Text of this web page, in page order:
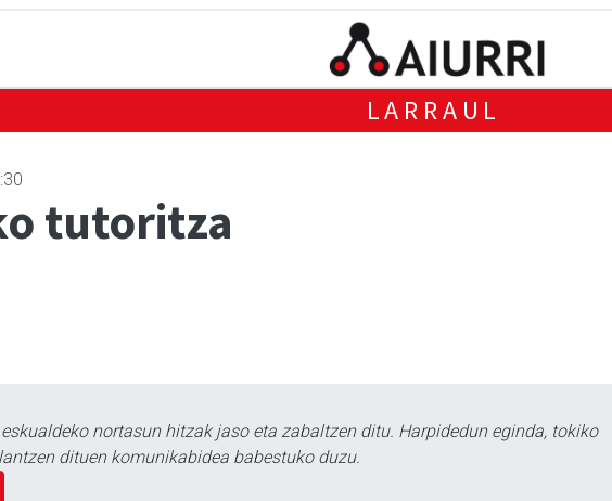
LARRAUL
tutoritza
eskualdeko nortasun hitzak jaso eta zabaltzen ditu. Harpidedun eginda, tokiko
dituen komunikabidea babestuko duzu.